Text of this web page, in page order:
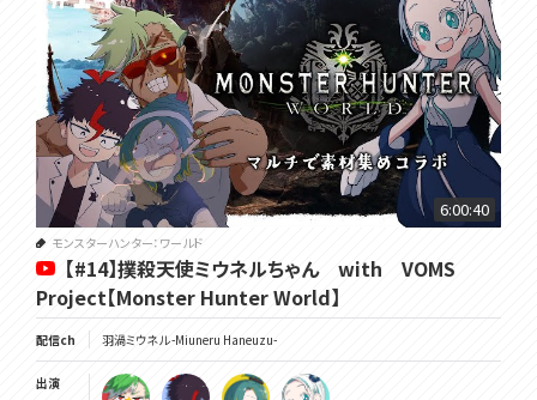
6:00:40
モンスターハンター：ワールド
【#14】撲殺天使ミウネルちゃん with VOMS
Project【Monster Hunter World】
配信ch 羽渦ミウネル -Miuneru Haneuzu-
出演